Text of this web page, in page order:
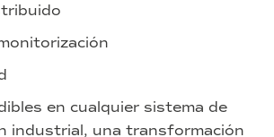
en cualquier sistema de
industrial, una transformación